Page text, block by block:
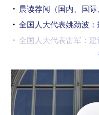
晨读荐闻（国内、国际
全国人大代表姚劲波
香港“撤辣”后楼市气
海底捞开放加盟业务
马来西亚拟重启